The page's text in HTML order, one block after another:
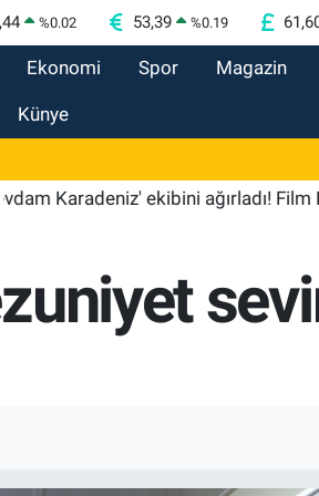
%0.02 53,39 %0.19
Ekonomi Spor Magazin
Künye
ekibini ağırladı! Film